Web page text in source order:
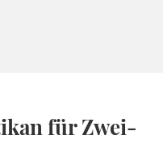
für Zwei-